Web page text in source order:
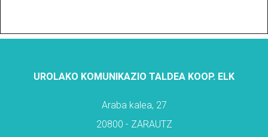
UROLAKO KOMUNIKAZIO TALDEA KOOP. ELK
Araba kalea, 27
20800 - ZARAUTZ